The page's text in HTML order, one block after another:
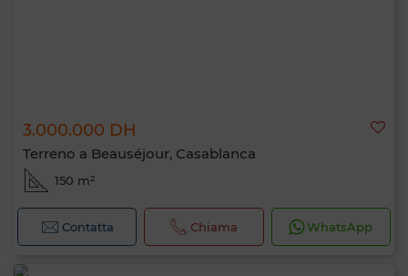
3.000.000 DH
Terreno a Beauséjour, Casablanca
150 m²
Contatta Chiama WhatsApp